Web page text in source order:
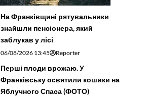
На Франківщині рятувальники
знайшли пенсіонера, який
заблукав у лісі
06/08/2026 13:45 Reporter
Перші плоди врожаю. У
Франківську освятили кошики на
Яблучного Спаса (ФОТО)